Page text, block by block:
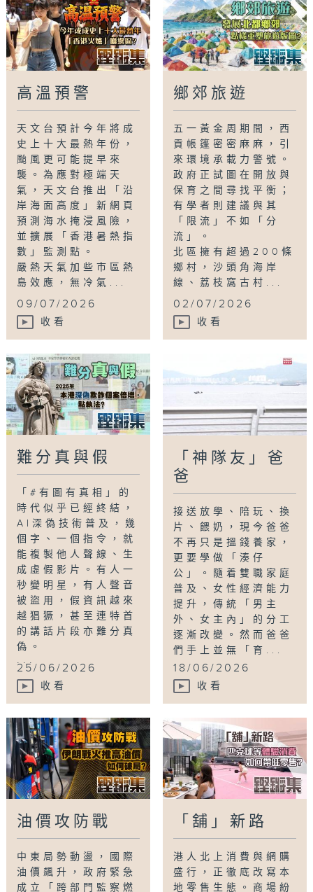
高溫預警
天文台預計今年將成
史上十大最熱年份，
颱風更可能提早來
襲。為應對極端天
氣，天文台推出「沿
岸海面高度」新網頁
預測海水掩浸風險，
並擴展「香港暑熱指
數」監測點。
嚴熱天氣加些市區熱
島效應，無冷氣...
09/07/2026
收看
鄉郊旅遊
五一黃金周期間，西
貢帳篷密密麻麻，引
來環境承載力警號。
政府正試圖在開放與
保育之間尋找平衡；
有學者則建議與其
「限流」不如「分
流」。
北區擁有超過200條
鄉村，沙頭角海岸
線、荔枝窩古村...
02/07/2026
收看
難分真與假
「#有圖有真相」的
時代似乎已經終結，
AI深偽技術普及，幾
個字、一個指令，就
能複製他人聲線、生
成虛假影片。有人一
秒變明星，有人聲音
被盜用，假資訊越來
越猖獗，甚至連特首
的講話片段亦難分真
偽。
...
25/06/2026
收看
「神隊友」爸
爸
接送放學、陪玩、換
片、餵奶，現今爸爸
不再只是搵錢養家，
更要學做「湊仔
公」。隨着雙職家庭
普及、女性經濟能力
提升，傳統「男主
外、女主內」的分工
逐漸改變。然而爸爸
們手上並無「育...
18/06/2026
收看
油價攻防戰
中東局勢動盪，國際
油價飆升，政府緊急
成立「跨部門監察燃
「舖」新路
港人北上消費與網購
盛行，正徹底改寫本
地零售生態。商場紛